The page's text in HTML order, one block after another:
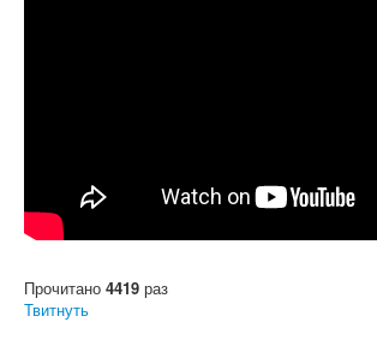
Прочитано 4419 раз
Твитнуть